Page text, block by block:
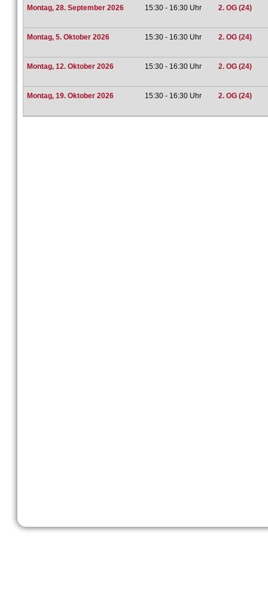
Montag, 28. September 2026 15:30 - 16:30 Uhr 2. OG (24)
Montag, 5. Oktober 2026 15:30 - 16:30 Uhr 2. OG (24)
Montag, 12. Oktober 2026 15:30 - 16:30 Uhr 2. OG (24)
Montag, 19. Oktober 2026 15:30 - 16:30 Uhr 2. OG (24)